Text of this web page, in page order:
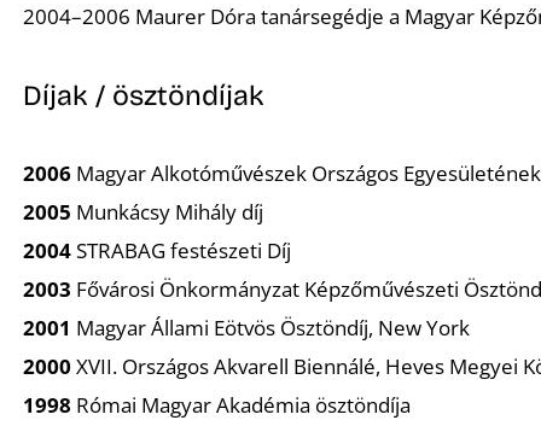
2004–2006 Maurer Dóra tanársegédje a Magyar
Díjak / ösztöndíjak
2006 Magyar Alkotóművészek Országos
2005 Munkácsy Mihály díj
2004STRABAG festészeti Díj
2003 Fővárosi Önkormányzat Képzőművészeti
2001 Magyar Állami Eötvös Ösztöndíj, New York
2000 XVII. Országos Akvarell Biennálé, Heves Megyei
1998 Római Magyar Akadémia ösztöndíja